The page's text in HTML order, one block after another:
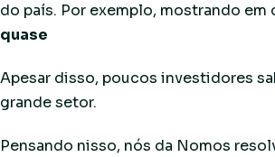
do país. Por exemplo, mostrando em
quase
Apesar disso, poucos investidores
grande setor.
Pensando nisso, nós da Nomos